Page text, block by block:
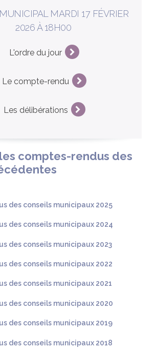
MARDI 17 FÉVRIER
2026 À 18H00
L'ordre du jour
Le compte-rendu
Les délibérations
comptes-rendus des
des conseils municipaux 2025
des conseils municipaux 2024
des conseils municipaux 2023
des conseils municipaux 2022
des conseils municipaux 2021
des conseils municipaux 2020
des conseils municipaux 2019
des conseils municipaux 2018